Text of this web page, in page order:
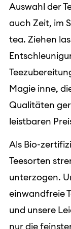
Auswahl der
auch Zeit, im
tea. Ziehen
Magie inne,
Qualitäten
leistbaren
Als Bio-
Teesorten
unterzogen.
einwandfreie
und unsere
nur die